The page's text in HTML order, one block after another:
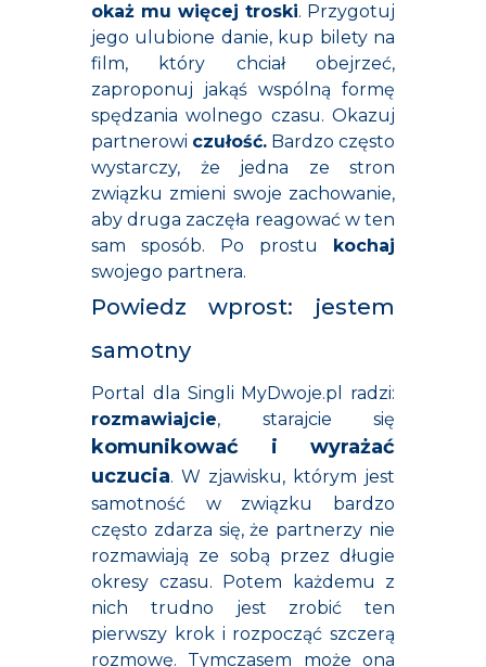
okaż mu więcej troski. Przygotuj
jego ulubione danie, kup bilety na
film, który chciał obejrzeć,
zaproponuj jakąś wspólną formę
spędzania wolnego czasu. Okazuj
partnerowi czułość. Bardzo często
wystarczy, że jedna ze stron
związku zmieni swoje zachowanie,
aby druga zaczęła reagować w ten
sam sposób. Po prostu kochaj
swojego partnera.
Powiedz wprost: jestem
samotny
Portal dla Singli MyDwoje.pl radzi:
rozmawiajcie, starajcie się
komunikować i wyrażać
uczucia. W zjawisku, którym jest
samotność w związku bardzo
często zdarza się, że partnerzy nie
rozmawiają ze sobą przez długie
okresy czasu. Potem każdemu z
nich trudno jest zrobić ten
pierwszy krok i rozpocząć szczerą
rozmowę. Tymczasem może ona